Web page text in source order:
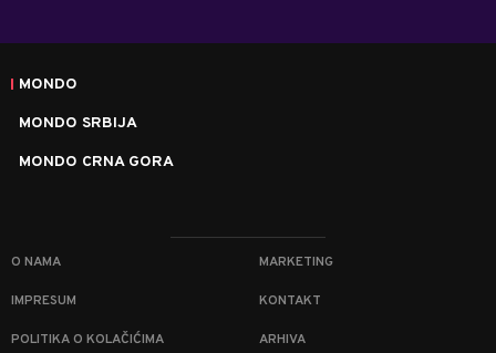
MONDO
MONDO SRBIJA
MONDO CRNA GORA
O NAMA MARKETING
IMPRESUM KONTAKT
POLITIKA O KOLAČIĆIMA ARHIVA